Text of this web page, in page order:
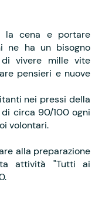
la cena e portare
ne ha un bisogno
vivere mille vite
pensieri e nuove
nei pressi della
di circa 90/100 ogni
volontari.
alla preparazione
attività "Tutti ai